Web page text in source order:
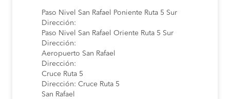
Paso Nivel San Rafael Poniente Ruta 5 Sur
Dirección:
Paso Nivel San Rafael Oriente Ruta 5 Sur
Dirección:
Aeropuerto San Rafael
Dirección:
Cruce Ruta 5
Dirección: Cruce Ruta 5
San Rafael